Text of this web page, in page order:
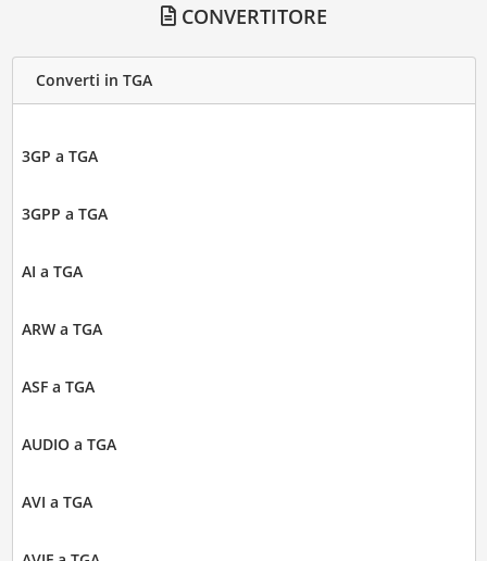
CONVERTITORE
Converti in TGA
3GP a TGA
3GPP a TGA
AI a TGA
ARW a TGA
ASF a TGA
AUDIO a TGA
AVI a TGA